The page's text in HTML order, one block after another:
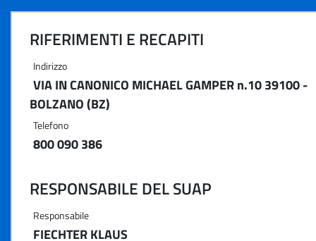
RIFERIMENTI E RECAPITI
Indirizzo
VIA IN CANONICO MICHAEL GAMPER n.10 39100 -
BOLZANO (BZ)
Telefono
800 090 386
RESPONSABILE DEL SUAP
Responsabile
FIECHTER KLAUS